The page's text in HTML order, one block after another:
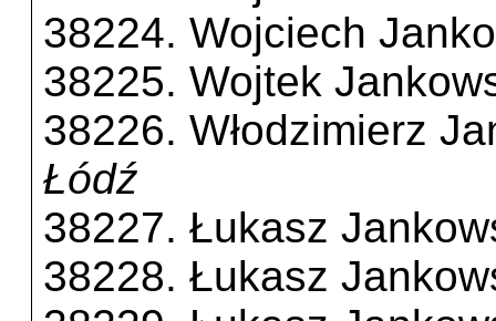
38224. Wojciech
38225. Wojtek
38226. Włodzimierz
Łódź
38227. Łukasz
38228. Łukasz